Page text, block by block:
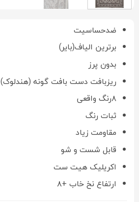
ضدحساسیت
برترین الیاف(بایر)
بدون پرز
ریزبافت دست بافت گونه (هندلوک)
۸رنگ واقعی
ثبات رنگ
مقاومت زیاد
قابل شست و شو
اکریلیک هیت ست
ارتفاع نخ خاب +۸